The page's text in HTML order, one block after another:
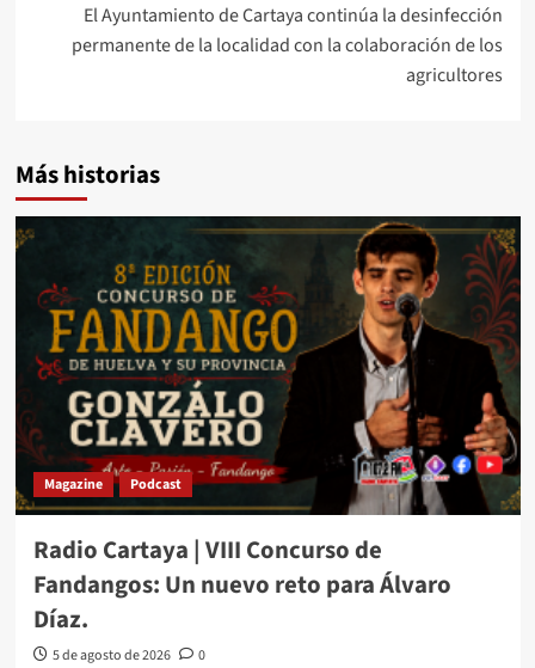
El Ayuntamiento de Cartaya continúa la desinfección
permanente de la localidad con la colaboración de los
agricultores
Más historias
Magazine Podcast
Radio Cartaya | VIII Concurso de
Fandangos: Un nuevo reto para Álvaro
Díaz.
5 de agosto de 2026 0